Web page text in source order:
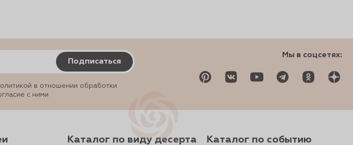
Подписаться
в отношении обработки
с ними
Мы в соцсетях:
Каталог по виду десерта Каталог по событию